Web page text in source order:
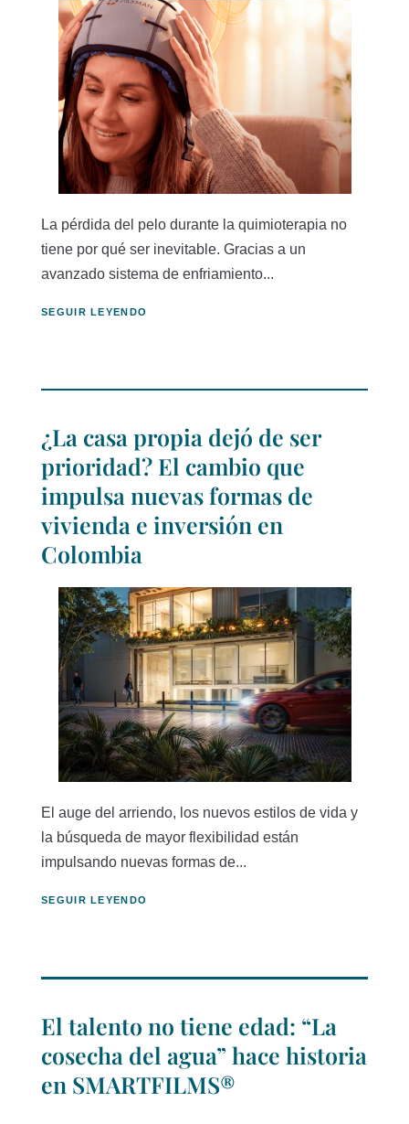
La pérdida del pelo durante la quimioterapia no
tiene por qué ser inevitable. Gracias a un
avanzado sistema de enfriamiento...
SEGUIR LEYENDO
¿La casa propia dejó de ser
prioridad? El cambio que
impulsa nuevas formas de
vivienda e inversión en
Colombia
El auge del arriendo, los nuevos estilos de vida y
la búsqueda de mayor flexibilidad están
impulsando nuevas formas de...
SEGUIR LEYENDO
El talento no tiene edad: “La
cosecha del agua” hace historia
en SMARTFILMS®